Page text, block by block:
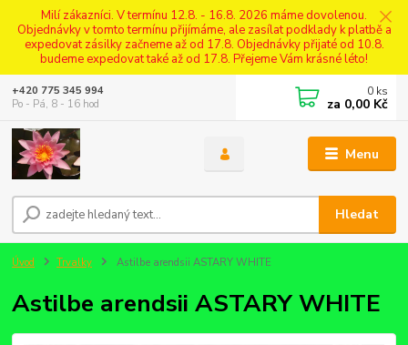
Milí zákazníci. V termínu 12.8. - 16.8. 2026 máme dovolenou.
Objednávky v tomto termínu přijímáme, ale zasílat podklady k platbě a
expedovat zásilky začneme až od 17.8. Objednávky přijaté od 10.8.
budeme expedovat také až od 17.8. Přejeme Vám krásné léto!
Menu
Hledat
+420 775 345 994
Po - Pá, 8 - 16 hod
0 ks
za 0,00 Kč
Úvod Trvalky Astilbe arendsii ASTARY WHITE
Astilbe arendsii ASTARY WHITE